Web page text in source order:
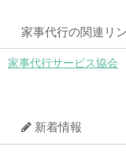
家事代行の関連リ
家事代行サービス協会
新着情報